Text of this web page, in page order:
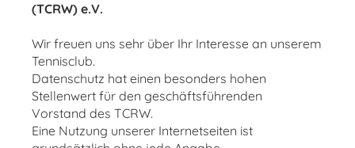
(TCRW) e.V.
Wir freuen uns sehr über Ihr Interesse an unserem
Tennisclub.
Datenschutz hat einen besonders hohen
Stellenwert für den geschäftsführenden
Vorstand des TCRW.
Eine Nutzung unserer Internetseiten ist